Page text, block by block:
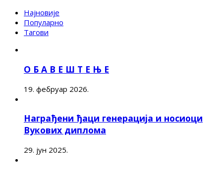
Најновије
Популарно
Тагови
О Б А В Е Ш Т Е Њ Е
19. фебруар 2026.
Награђени ђаци генерација и носиоци
Вукових диплома
29. јун 2025.